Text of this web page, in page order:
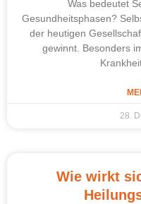
Was bedeutet
Gesundheitsphasen?
der heutigen
gewinnt. Besonders
28.
Wie wirkt